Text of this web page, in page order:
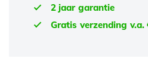
2 jaar garantie
Gratis verzending v.a.